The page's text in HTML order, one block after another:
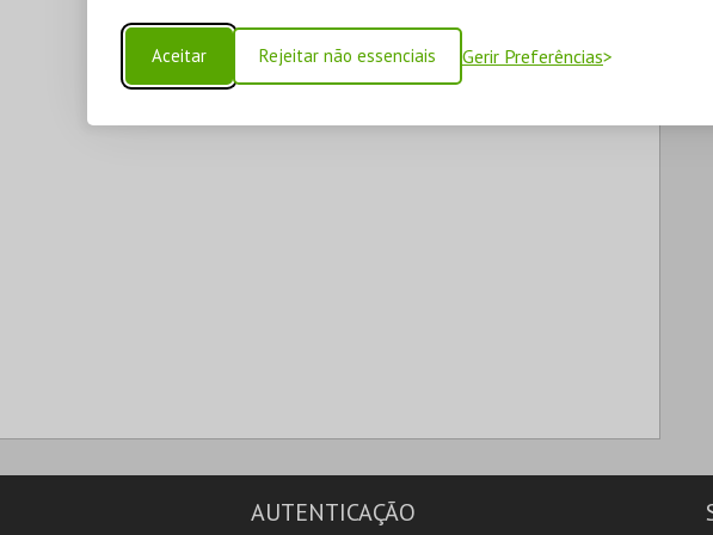
Aceitar Rejeitar não essenciais Gerir Preferências
AUTENTICAÇÃO